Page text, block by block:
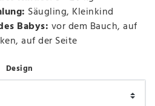
Säugling, Kleinkind
Babys: vor dem Bauch, auf
auf der Seite
Design